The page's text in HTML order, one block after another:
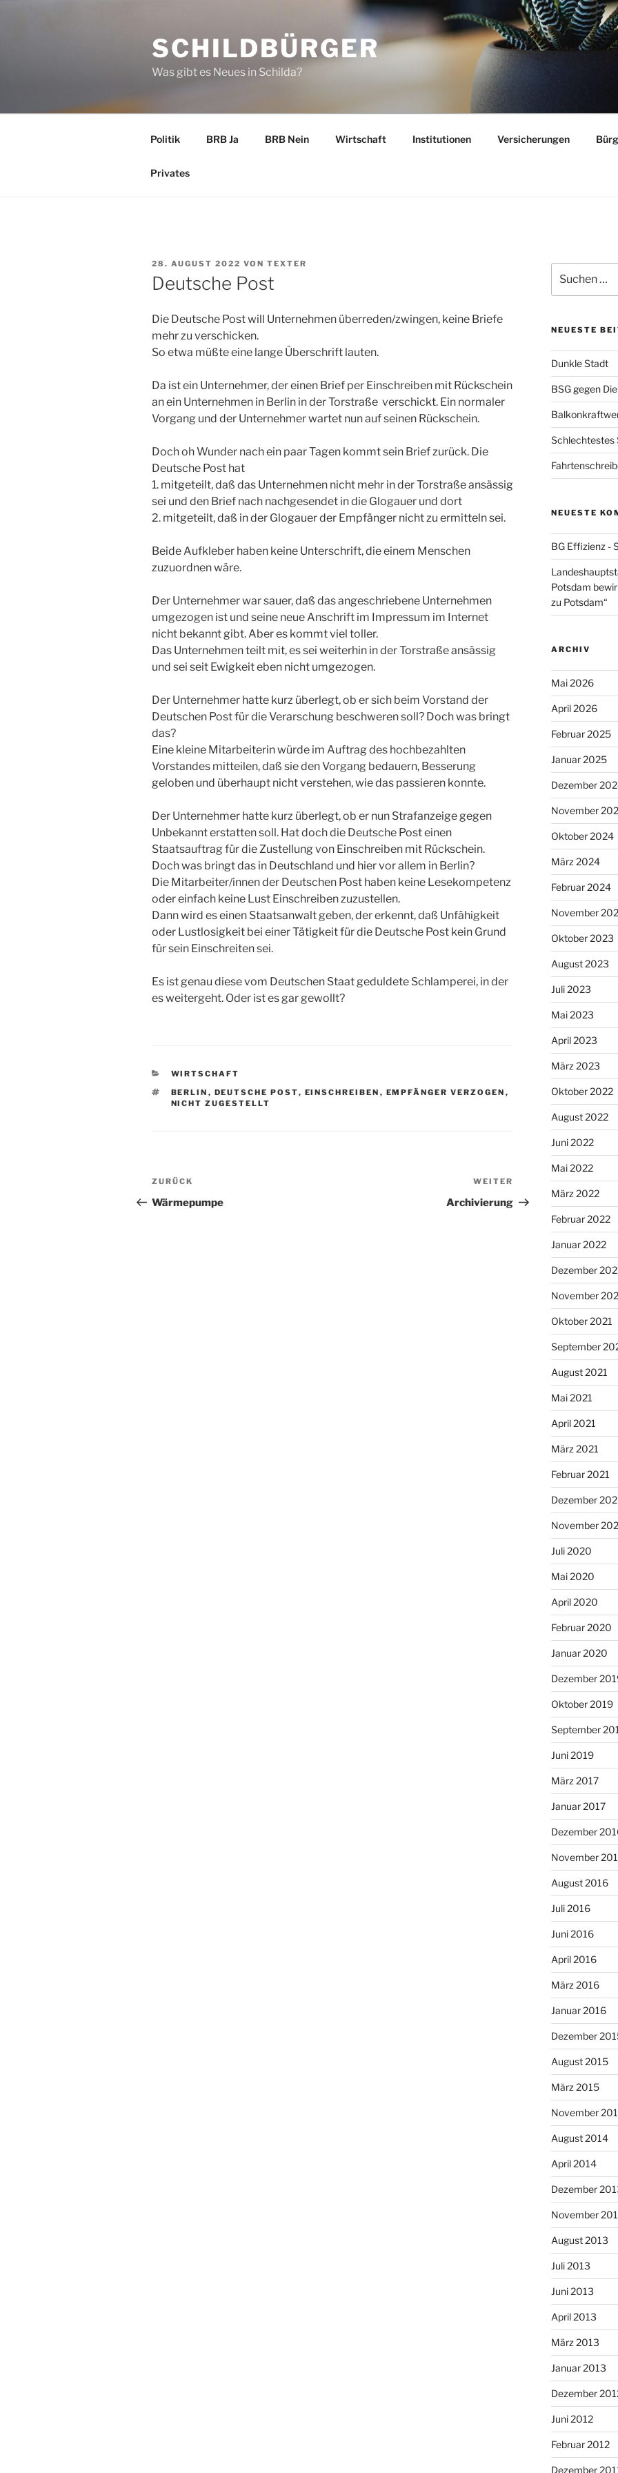
SCHILDBÜRGER
Was gibt es Neues in Schilda?
Politik BRB Ja BRB Nein Wirtschaft Institutionen Versicherungen
Privates
VERÖFFENTLICHT
AM
28. AUGUST 2022 VON TEXTER
Deutsche Post
Die Deutsche Post will Unternehmen überreden/zwingen, keine Briefe
mehr zu verschicken.
So etwa müßte eine lange Überschrift lauten.
Da ist ein Unternehmer, der einen Brief per Einschreiben mit Rückschein
an ein Unternehmen in Berlin in der Torstraße verschickt. Ein normaler
Vorgang und der Unternehmer wartet nun auf seinen Rückschein.
Doch oh Wunder nach ein paar Tagen kommt sein Brief zurück. Die
Deutsche Post hat
1. mitgeteilt, daß das Unternehmen nicht mehr in der Torstraße ansässig
sei und den Brief nach nachgesendet in die Glogauer und dort
2. mitgeteilt, daß in der Glogauer der Empfänger nicht zu ermitteln sei.
Beide Aufkleber haben keine Unterschrift, die einem Menschen
zuzuordnen wäre.
Der Unternehmer war sauer, daß das angeschriebene Unternehmen
umgezogen ist und seine neue Anschrift im Impressum im Internet
nicht bekannt gibt. Aber es kommt viel toller.
Das Unternehmen teilt mit, es sei weiterhin in der Torstraße ansässig
und sei seit Ewigkeit eben nicht umgezogen.
Der Unternehmer hatte kurz überlegt, ob er sich beim Vorstand der
Deutschen Post für die Verarschung beschweren soll? Doch was bringt
das?
Eine kleine Mitarbeiterin würde im Auftrag des hochbezahlten
Vorstandes mitteilen, daß sie den Vorgang bedauern, Besserung
geloben und überhaupt nicht verstehen, wie das passieren konnte.
Der Unternehmer hatte kurz überlegt, ob er nun Strafanzeige gegen
Unbekannt erstatten soll. Hat doch die Deutsche Post einen
Staatsauftrag für die Zustellung von Einschreiben mit Rückschein.
Doch was bringt das in Deutschland und hier vor allem in Berlin?
Die Mitarbeiter/innen der Deutschen Post haben keine Lesekompetenz
oder einfach keine Lust Einschreiben zuzustellen.
Dann wird es einen Staatsanwalt geben, der erkennt, daß Unfähigkeit
oder Lustlosigkeit bei einer Tätigkeit für die Deutsche Post kein Grund
für sein Einschreiten sei.
Es ist genau diese vom Deutschen Staat geduldete Schlamperei, in der
es weitergeht. Oder ist es gar gewollt?
KATEGORIEN
WIRTSCHAFT
SCHLAGWÖRTER
BERLIN , DEUTSCHE POST, EINSCHREIBEN , EMPFÄNGER VERZOGEN ,
NICHT ZUGESTELLT
Beitragsnavigation
Vorheriger
Beitrag
ZURÜCK
Wärmepumpe
Nächster
Beitrag
WEITER
Archivierung
nach:
NEUESTE
Dunkle Stadt
BSG gegen
Schlechtestes
NEUESTE
BG Effizienz -
Potsdam
zu Potsdam“
ARCHIV
Mai 2026
April 2026
Februar 2025
Januar 2025
Dezember
November
Oktober 2024
März 2024
Februar 2024
November
Oktober 2023
August 2023
Juli 2023
Mai 2023
April 2023
März 2023
Oktober 2022
August 2022
Juni 2022
Mai 2022
März 2022
Februar 2022
Januar 2022
Dezember
November
Oktober 2021
September
August 2021
Mai 2021
April 2021
März 2021
Februar 2021
Dezember
November
Juli 2020
Mai 2020
April 2020
Februar 2020
Januar 2020
Dezember
Oktober 2019
September
Juni 2019
März 2017
Januar 2017
Dezember
November
August 2016
Juli 2016
Juni 2016
April 2016
März 2016
Januar 2016
Dezember
August 2015
März 2015
November
August 2014
April 2014
Dezember
November
August 2013
Juli 2013
Juni 2013
April 2013
März 2013
Januar 2013
Dezember
Juni 2012
Februar 2012
Dezember